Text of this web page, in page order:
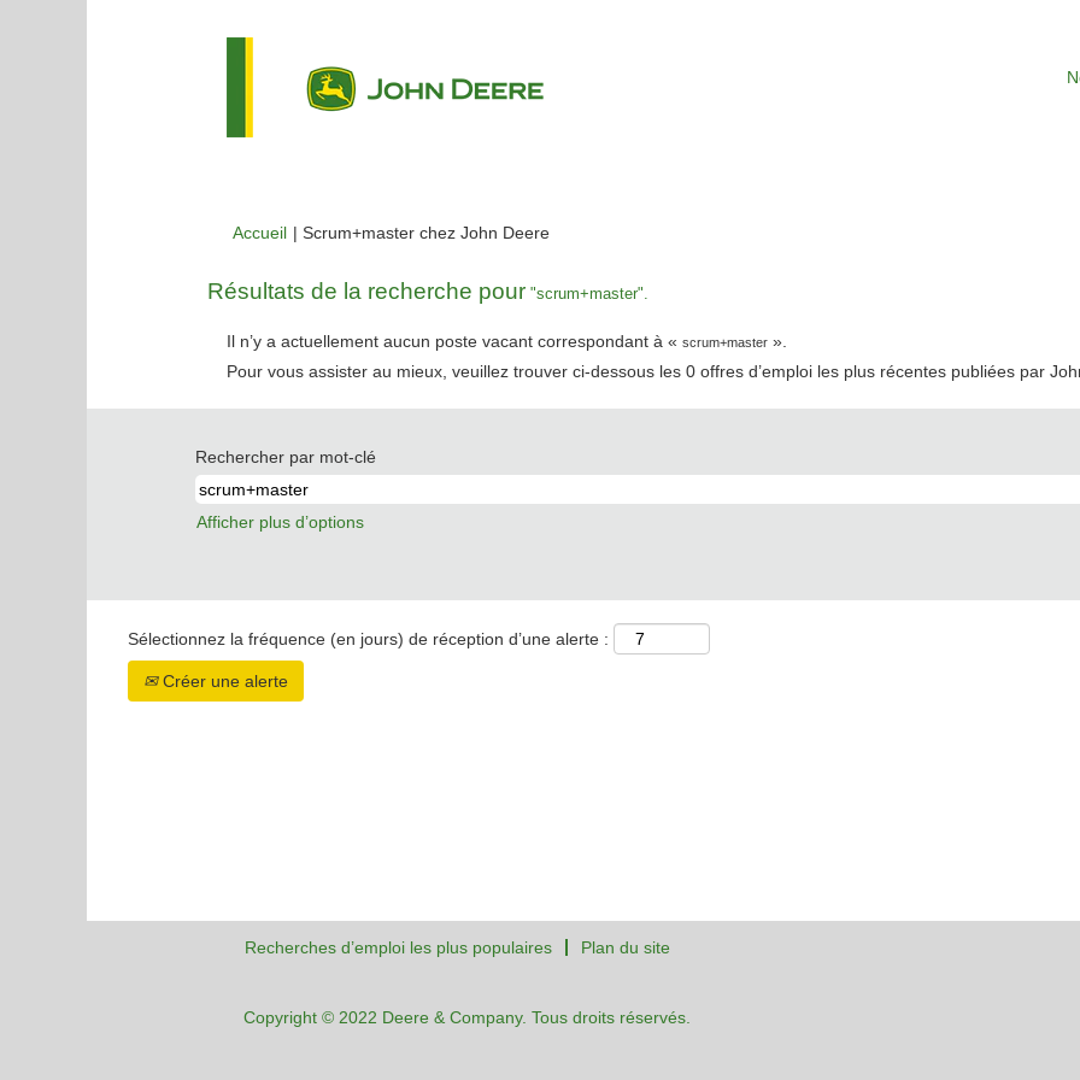
Accueil | Scrum+master chez John Deere(page
Résultats de la recherche pour "scrum+master".
Il n’y a actuellement aucun poste vacant correspondant à « scrum+master ».
Pour vous assister au mieux, veuillez trouver ci-dessous les 0 offres d’emploi les plus récentes publiées par
Rechercher par mot-clé
Afficher plus d’options
Sélectionnez la fréquence (en jours) de réception d’une alerte :
Créer une alerte
Recherches d’emploi les plus populaires Plan du site
Copyright © 2022 Deere & Company. Tous droits réservés.